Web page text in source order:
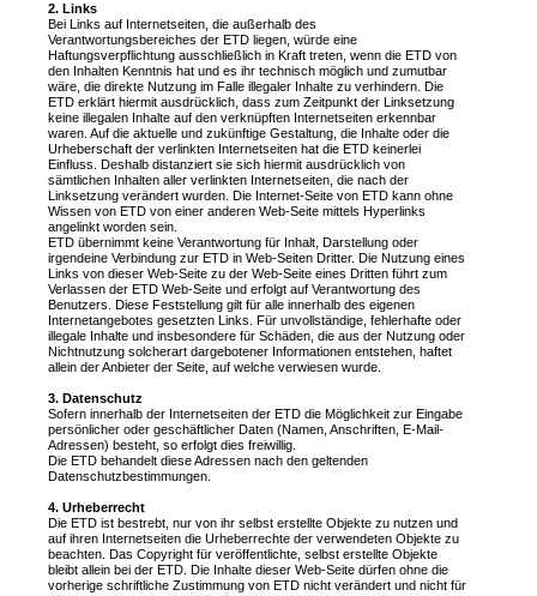
2. Links
Bei Links auf Internetseiten, die außerhalb des
Verantwortungsbereiches der ETD liegen, würde eine
Haftungsverpflichtung ausschließlich in Kraft treten, wenn die ETD von
den Inhalten Kenntnis hat und es ihr technisch möglich und zumutbar
wäre, die direkte Nutzung im Falle illegaler Inhalte zu verhindern. Die
ETD erklärt hiermit ausdrücklich, dass zum Zeitpunkt der Linksetzung
keine illegalen Inhalte auf den verknüpften Internetseiten erkennbar
waren. Auf die aktuelle und zukünftige Gestaltung, die Inhalte oder die
Urheberschaft der verlinkten Internetseiten hat die ETD keinerlei
Einfluss. Deshalb distanziert sie sich hiermit ausdrücklich von
sämtlichen Inhalten aller verlinkten Internetseiten, die nach der
Linksetzung verändert wurden. Die Internet-Seite von ETD kann ohne
Wissen von ETD von einer anderen Web-Seite mittels Hyperlinks
angelinkt worden sein.
ETD übernimmt keine Verantwortung für Inhalt, Darstellung oder
irgendeine Verbindung zur ETD in Web-Seiten Dritter. Die Nutzung eines
Links von dieser Web-Seite zu der Web-Seite eines Dritten führt zum
Verlassen der ETD Web-Seite und erfolgt auf Verantwortung des
Benutzers. Diese Feststellung gilt für alle innerhalb des eigenen
Internetangebotes gesetzten Links. Für unvollständige, fehlerhafte oder
illegale Inhalte und insbesondere für Schäden, die aus der Nutzung oder
Nichtnutzung solcherart dargebotener Informationen entstehen, haftet
allein der Anbieter der Seite, auf welche verwiesen wurde.
3. Datenschutz
Sofern innerhalb der Internetseiten der ETD die Möglichkeit zur Eingabe
persönlicher oder geschäftlicher Daten (Namen, Anschriften, E-Mail-
Adressen) besteht, so erfolgt dies freiwillig.
Die ETD behandelt diese Adressen nach den geltenden
Datenschutzbestimmungen.
4. Urheberrecht
Die ETD ist bestrebt, nur von ihr selbst erstellte Objekte zu nutzen und
auf ihren Internetseiten die Urheberrechte der verwendeten Objekte zu
beachten. Das Copyright für veröffentlichte, selbst erstellte Objekte
bleibt allein bei der ETD. Die Inhalte dieser Web-Seite dürfen ohne die
vorherige schriftliche Zustimmung von ETD nicht verändert und nicht für